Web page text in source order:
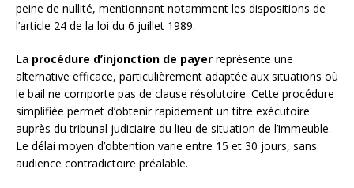
peine de nullité, mentionnant notamment les dispositions de
l’article 24 de la loi du 6 juillet 1989.
La procédure d’injonction de payer représente une
alternative efficace, particulièrement adaptée aux situations où
le bail ne comporte pas de clause résolutoire. Cette procédure
simplifiée permet d’obtenir rapidement un titre exécutoire
auprès du tribunal judiciaire du lieu de situation de l’immeuble.
Le délai moyen d’obtention varie entre 15 et 30 jours, sans
audience contradictoire préalable.